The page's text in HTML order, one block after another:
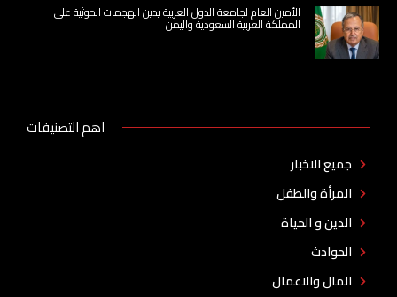
الأمين العام لجامعة الدول العربية يدين الهجمات الحوثية على
المملكة العربية السعودية واليمن
اهم التصنيفات
جميع الاخبار
المرأة والطفل
الدين و الحياة
الحوادث
المال والاعمال